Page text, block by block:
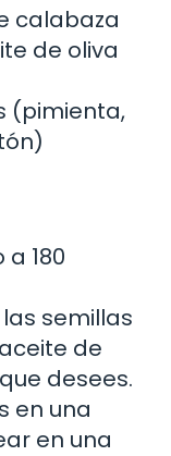
calabaza
de oliva
(pimienta,
180
semillas
de
desees.
en una
en una